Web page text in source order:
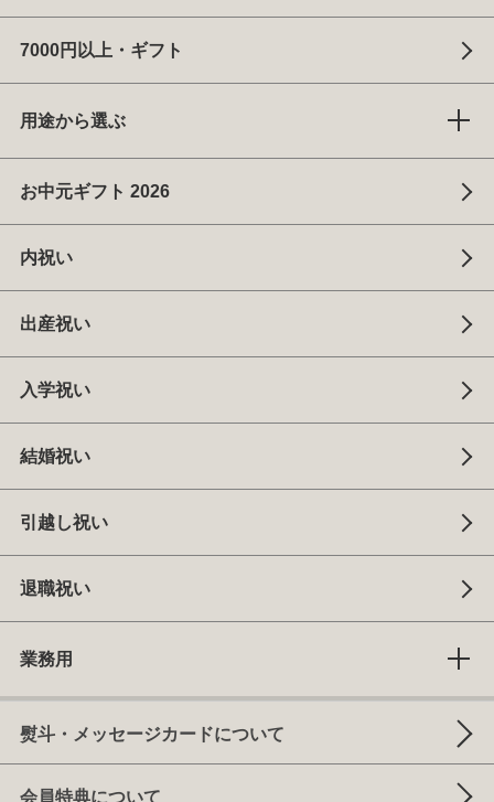
7000円以上・ギフト
用途から選ぶ
お中元ギフト 2026
内祝い
出産祝い
入学祝い
結婚祝い
引越し祝い
退職祝い
業務用
熨斗・メッセージカードについて
会員特典について